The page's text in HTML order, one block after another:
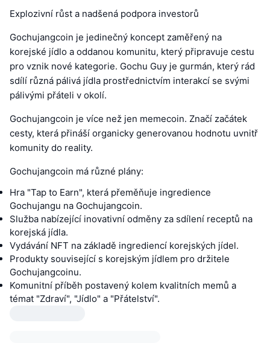
Explozivní růst a nadšená podpora investorů
Gochujangcoin je jedinečný koncept zaměřený na
korejské jídlo a oddanou komunitu, který připravuje cestu
pro vznik nové kategorie. Gochu Guy je gurmán, který rád
sdílí různá pálivá jídla prostřednictvím interakcí se svými
pálivými přáteli v okolí.
Gochujangcoin je více než jen memecoin. Značí začátek
cesty, která přináší organicky generovanou hodnotu uvnitř
komunity do reality.
Gochujangcoin má různé plány:
Hra "Tap to Earn", která přeměňuje ingredience
Gochujangu na Gochujangcoin.
Služba nabízející inovativní odměny za sdílení receptů na
korejská jídla.
Vydávání NFT na základě ingrediencí korejských jídel.
Produkty související s korejským jídlem pro držitele
Gochujangcoinu.
Komunitní příběh postavený kolem kvalitních memů a
témat "Zdraví", "Jídlo" a "Přátelství".